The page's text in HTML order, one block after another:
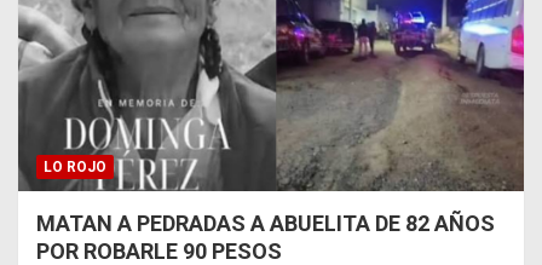
LO ROJO
MATAN A PEDRADAS A ABUELITA DE 82 AÑOS
POR ROBARLE 90 PESOS